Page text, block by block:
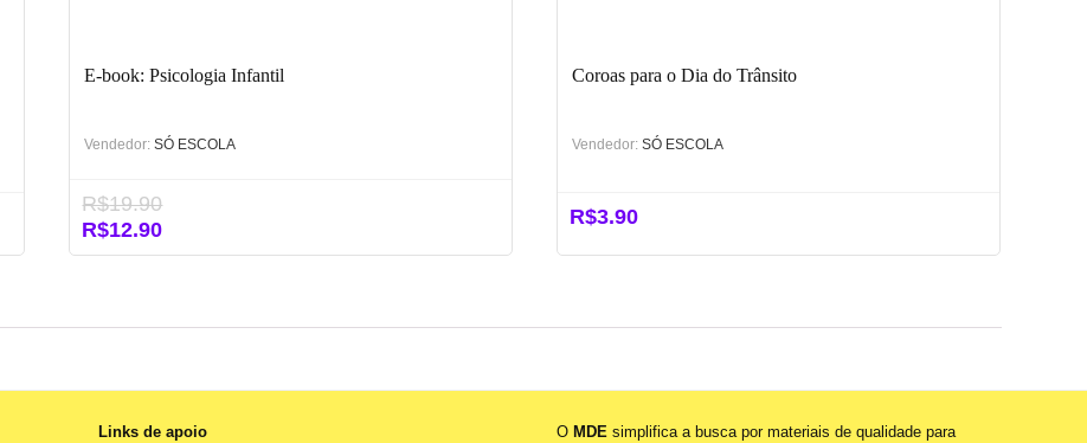
E-book: Psicologia Infantil
Vendedor: SÓ ESCOLA
R$19.90
O
preço
R$19.90.
R$12.90O
preço
R$12.90.
Coroas para o Dia do Trânsito
Vendedor: SÓ ESCOLA
R$3.90
Links de apoio O MDE simplifica a busca por materiais de qualidade para